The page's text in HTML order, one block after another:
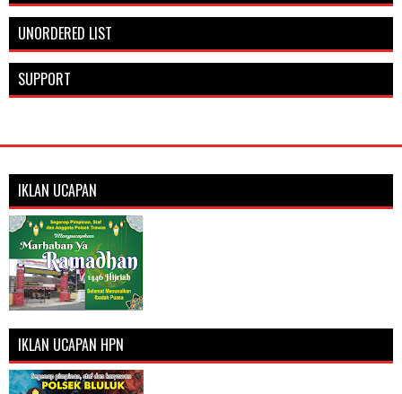
UNORDERED LIST
SUPPORT
IKLAN UCAPAN
IKLAN UCAPAN HPN